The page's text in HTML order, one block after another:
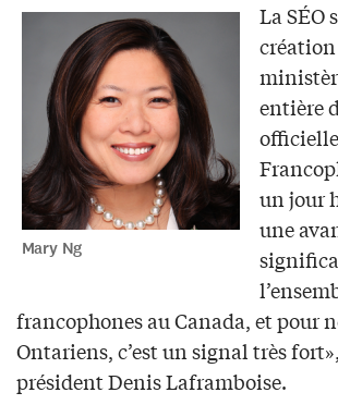
Mary Ng
La SÉO
création
entière
un jour
une
francophones au Canada, et pour
Ontariens, c’est un signal très
président Denis Laframboise.